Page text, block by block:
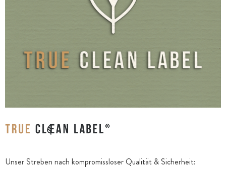
Unser Streben nach kompromissloser Qualität & Sicherheit: